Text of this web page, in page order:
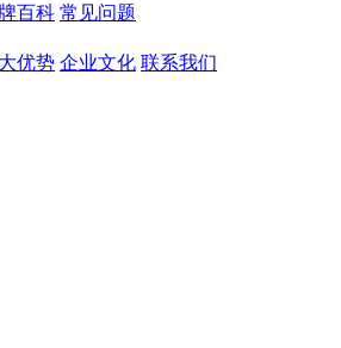
百科 常见问题
优势 企业文化 联系我们